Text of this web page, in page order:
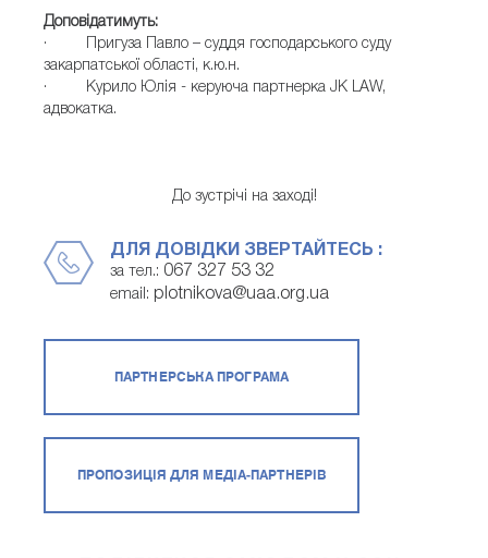
Доповідатимуть:
· Пригуза Павло – суддя господарського суду
закарпатської області, к.ю.н.
· Курило Юлія - керуюча партнерка JK LAW,
адвокатка.
До зустрічі на заході!
ДЛЯ ДОВІДКИ ЗВЕРТАЙТЕСЬ :
за тел.: 067 327 53 32
email: plotnikova@uaa.org.ua
ПАРТНЕРСЬКА ПРОГРАМА
ПРОПОЗИЦІЯ ДЛЯ МЕДІА-ПАРТНЕРІВ